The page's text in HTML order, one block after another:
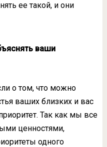
ее такой, и они
ваши
о том, что можно
ваших близких и вас
Так как мы все
ценностями,
одного